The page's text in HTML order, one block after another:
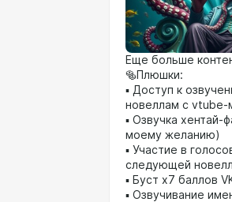
Еще больше
🥯Плюшки:
▪︎ Доступ к
новеллам с vtube-
▪︎ Озвучка хентай-
моему желанию)
▪︎ Участие в
следующей
▪︎ Буст х7 баллов
▪︎ Озвучивание